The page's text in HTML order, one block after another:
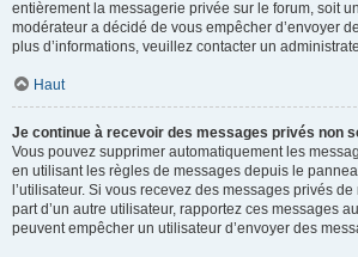
entièrement la messagerie privée sur le forum, soit
modérateur a décidé de vous empêcher d’envoyer
plus d’informations, veuillez contacter un
Haut
Je continue à recevoir des messages privés non
Vous pouvez supprimer automatiquement les
en utilisant les règles de messages depuis le
l’utilisateur. Si vous recevez des messages privés
part d’un autre utilisateur, rapportez ces messages
peuvent empêcher un utilisateur d’envoyer des